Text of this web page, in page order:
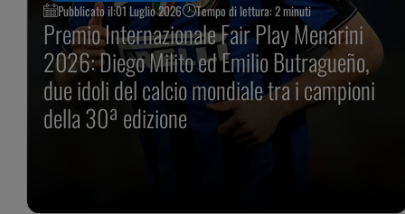
Pubblicato il:01 Luglio 2026 Tempo di lettura: 2 minuti
Premio Internazionale Fair Play Menarini
2026: Diego Milito ed Emilio Butragueño,
due idoli del calcio mondiale tra i campioni
della 30ª edizione